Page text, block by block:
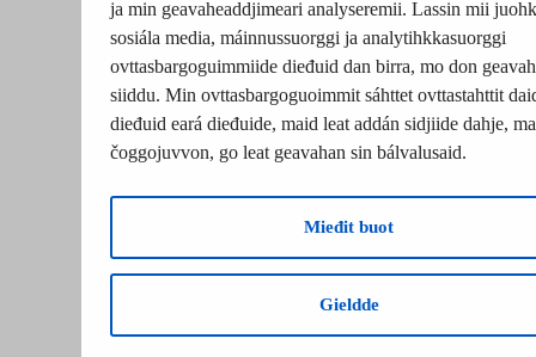
ja min geavaheaddjimeari analyseremii. Lassin mii
sosiála media, máinnussuorggi ja analytihkkasuorggi
ovttasbargoguimmiide dieđuid dan birra, mo don
siiddu. Min ovttasbargoguoimmit sáhttet ovttastahttit
dieđuid eará dieđuide, maid leat addán sidjiide dahje,
čoggojuvvon, go leat geavahan sin bálvalusaid.
Mieđit buot
Gieldde